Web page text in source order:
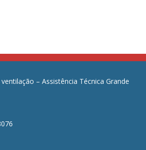
ventilação – Assistência Técnica Grande